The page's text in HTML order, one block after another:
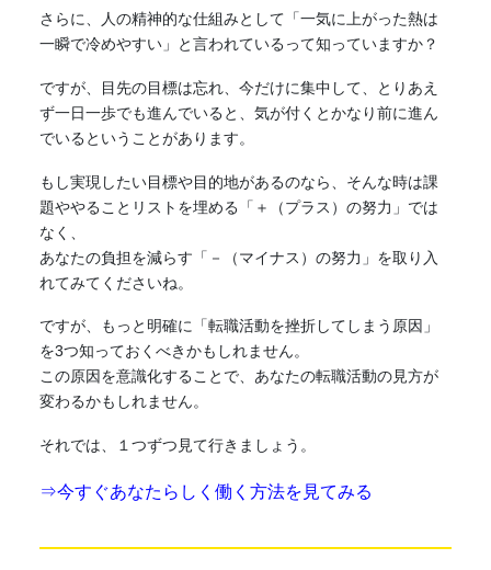
さらに、人の精神的な仕組みとして「一気に上がった熱は
一瞬で冷めやすい」と言われているって知っていますか？
ですが、目先の目標は忘れ、今だけに集中して、とりあえ
ず一日一歩でも進んでいると、気が付くとかなり前に進ん
でいるということがあります。
もし実現したい目標や目的地があるのなら、そんな時は課
題ややることリストを埋める「＋（プラス）の努力」では
なく、
あなたの負担を減らす「－（マイナス）の努力」を取り入
れてみてくださいね。
ですが、もっと明確に「転職活動を挫折してしまう原因」
を3つ知っておくべきかもしれません。
この原因を意識化することで、あなたの転職活動の見方が
変わるかもしれません。
それでは、１つずつ見て行きましょう。
⇒今すぐあなたらしく働く方法を見てみる